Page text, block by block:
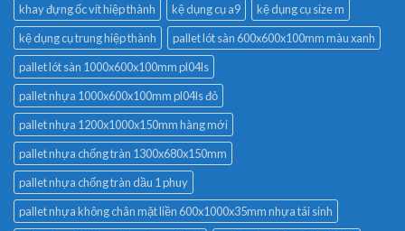
khay đựng ốc vít hiệp thành
kệ dụng cụ a9
kệ dụng cụ size m
kệ dụng cụ trung hiệp thành
pallet lót sàn 600x600x100mm màu xanh
pallet lót sàn 1000x600x100mm pl04ls
pallet nhựa 1000x600x100mm pl04ls đỏ
pallet nhựa 1200x1000x150mm hàng mới
pallet nhựa chống tràn 1300x680x150mm
pallet nhựa chống tràn dầu 1 phuy
pallet nhựa không chân mặt liền 600x1000x35mm nhựa tái sinh